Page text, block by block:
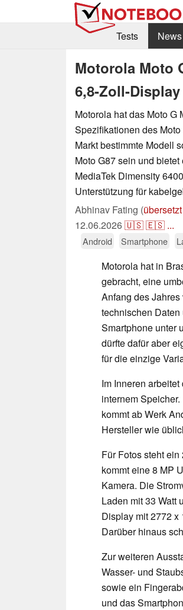
Tests
News
Motorola Moto
6,8-Zoll-Display
Motorola hat das Moto G
Spezifikationen des
Markt bestimmte Modell
Moto G87 sein und
MediaTek Dimensity
Unterstützung für
Abhinav Fating (
12.06.2026🇺🇸🇪🇸 ...
Android Smartphone
Motorola hat in
gebracht, eine
Anfang des
technischen
Smartphone unter
dürfte dafür aber
für die einzige
Im Inneren arbeitet
internem
kommt ab Werk
Hersteller wie
Für Fotos steht
kommt eine 8 MP
Kamera. Die
Laden mit 33 Watt
Display mit 2772
Darüber hinaus
Zur weiteren
Wasser- und
sowie ein
und das